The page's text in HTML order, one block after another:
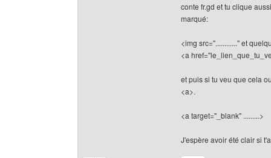
conte fr.gd et tu clique
marqué:
<img src="............" et
<a
et puis si tu veu que cela
<a>.
<a target="_blank" .........>
J'espère avoir été clair si